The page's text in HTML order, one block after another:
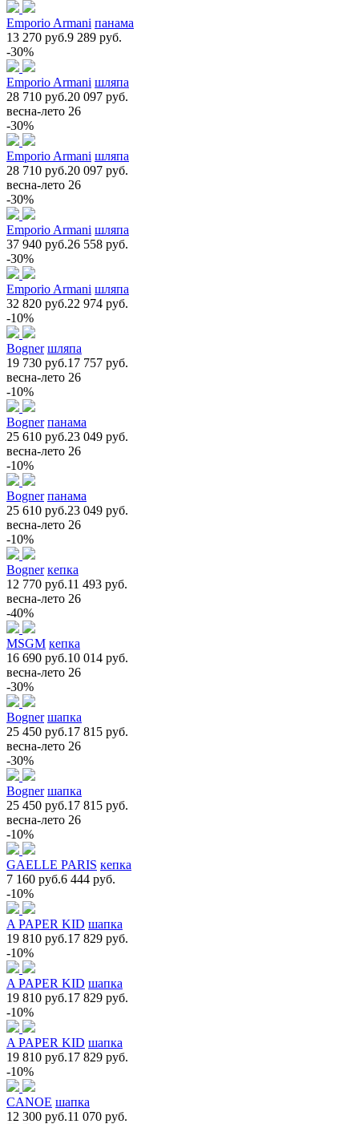
Emporio Armani панама
13 270 руб.9 289 руб.
-30%
Emporio Armani шляпа
28 710 руб.20 097 руб.
весна-лето 26
-30%
Emporio Armani шляпа
28 710 руб.20 097 руб.
весна-лето 26
-30%
Emporio Armani шляпа
37 940 руб.26 558 руб.
-30%
Emporio Armani шляпа
32 820 руб.22 974 руб.
-10%
Bogner шляпа
19 730 руб.17 757 руб.
весна-лето 26
-10%
Bogner панама
25 610 руб.23 049 руб.
весна-лето 26
-10%
Bogner панама
25 610 руб.23 049 руб.
весна-лето 26
-10%
Bogner кепка
12 770 руб.11 493 руб.
весна-лето 26
-40%
MSGM кепка
16 690 руб.10 014 руб.
весна-лето 26
-30%
Bogner шапка
25 450 руб.17 815 руб.
весна-лето 26
-30%
Bogner шапка
25 450 руб.17 815 руб.
весна-лето 26
-10%
GAELLE PARIS кепка
7 160 руб.6 444 руб.
-10%
A PAPER KID шапка
19 810 руб.17 829 руб.
-10%
A PAPER KID шапка
19 810 руб.17 829 руб.
-10%
A PAPER KID шапка
19 810 руб.17 829 руб.
-10%
CANOE шапка
12 300 руб.11 070 руб.